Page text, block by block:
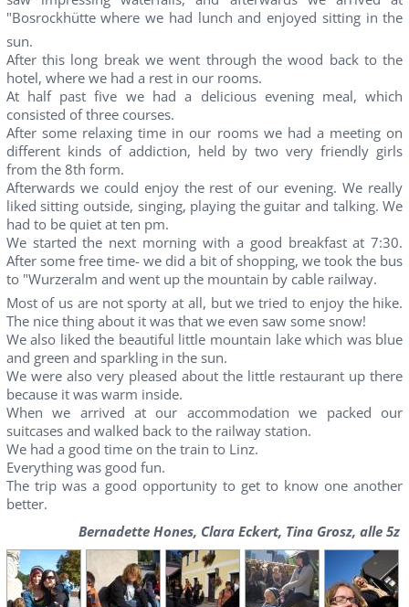
"Bosrockhütte where we had lunch and enjoyed sitting in the
sun.
After this long break we went through the wood back to the
hotel, where we had a rest in our rooms.
At half past five we had a delicious evening meal, which
consisted of three courses.
After some relaxing time in our rooms we had a meeting on
different kinds of addiction, held by two very friendly girls
from the 8th form.
Afterwards we could enjoy the rest of our evening. We really
liked sitting outside, singing, playing the guitar and talking. We
had to be quiet at ten pm.
We started the next morning with a good breakfast at 7:30.
After some free time- we did a bit of shopping, we took the bus
to "Wurzeralm and went up the mountain by cable railway.
Most of us are not sporty at all, but we tried to enjoy the hike.
The nice thing about it was that we even saw some snow!
We also liked the beautiful little mountain lake which was blue
and green and sparkling in the sun.
We were also very pleased about the little restaurant up there
because it was warm inside.
When we arrived at our accommodation we packed our
suitcases and walked back to the railway station.
We had a good time on the train to Linz.
Everything was good fun.
The trip was a good opportunity to get to know one another
better.
Bernadette Hones, Clara Eckert, Tina Grosz, alle 5z